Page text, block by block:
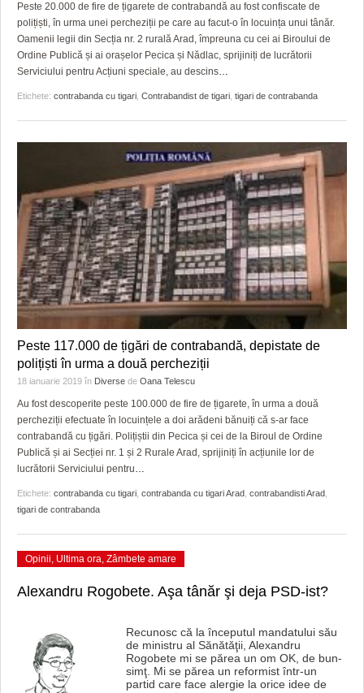
Peste 20.000 de fire de țigarete de contrabandă au fost confiscate de
polițiști, în urma unei percheziții pe care au facut-o în locuința unui tânăr.
Oamenii legii din Secția nr. 2 rurală Arad, împreuna cu cei ai Biroului de
Ordine Publică și ai orașelor Pecica și Nădlac, sprijiniți de lucrătorii
Serviciului pentru Acțiuni speciale, au descins…
Etichete: contrabanda cu tigari Contrabandist de tigari tigari de contrabanda
Peste 117.000 de țigări de contrabandă, depistate de
polițiști în urma a două percheziții
18 ianuarie 2019 în Diverse de Oana Telescu
Au fost descoperite peste 100.000 de fire de țigarete, în urma a două
percheziții efectuate în locuințele a doi arădeni bănuiți că s-ar face
contrabandă cu țigări. Polițiștii din Pecica și cei de la Biroul de Ordine
Publică și ai Secției nr. 1 și 2 Rurale Arad, sprijiniți în acțiunile lor de
lucrătorii Serviciului pentru
Etichete: contrabanda cu tigari contrabanda cu tigari Arad contrabandisti Arad
tigari de contrabanda
Opinii Ultima ora Zâmbete amare
Alexandru Rogobete. Aşa tânăr şi deja PSD-ist?
Recunosc că la începutul mandatului său
de ministru al Sănătăţii, Alexandru
Rogobete mi se părea un om OK, de bun-
simţ. Mi se părea un reformist într-un
partid care face alergie la orice idee de